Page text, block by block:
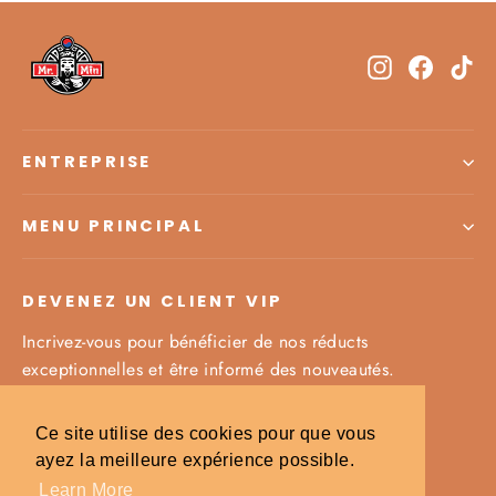
Ce site utilise des cookies pour que vous
ayez la meilleure expérience possible.
Learn More
Instagram
ENTREPRISE
MENU PRINCIPAL
DEVENEZ UN CLIENT VIP
Incrivez-vous pour bénéficier de nos réducts
exceptionnelles et être informé des nouveautés.
Sie
sich
für
Abonnieren